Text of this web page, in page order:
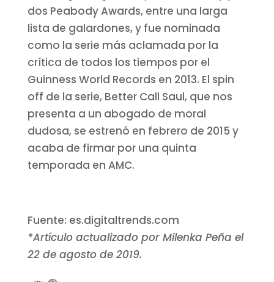
dos Peabody Awards, entre una larga
lista de galardones, y fue nominada
como la serie más aclamada por la
crítica de todos los tiempos por el
Guinness World Records en 2013. El spin
off de la serie, Better Call Saul, que nos
presenta a un abogado de moral
dudosa, se estrenó en febrero de 2015 y
acaba de firmar por una quinta
temporada en AMC.
Fuente: es.digitaltrends.com
*Artículo actualizado por Milenka Peña el
22 de agosto de 2019.